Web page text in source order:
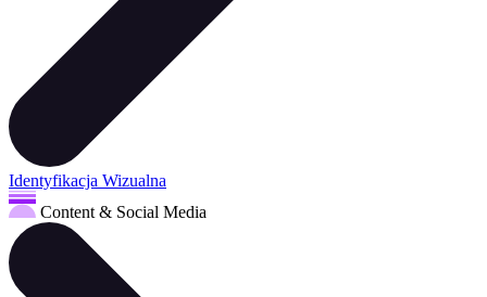
Identyfikacja Wizualna
Content & Social Media